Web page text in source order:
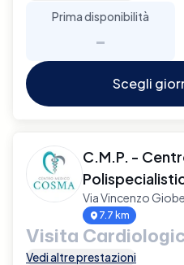
Prima disponibilità
-
Scegli
C.M.P. -
Via Vincenzo
7.7 km
Visita
Vedi altre prestazioni